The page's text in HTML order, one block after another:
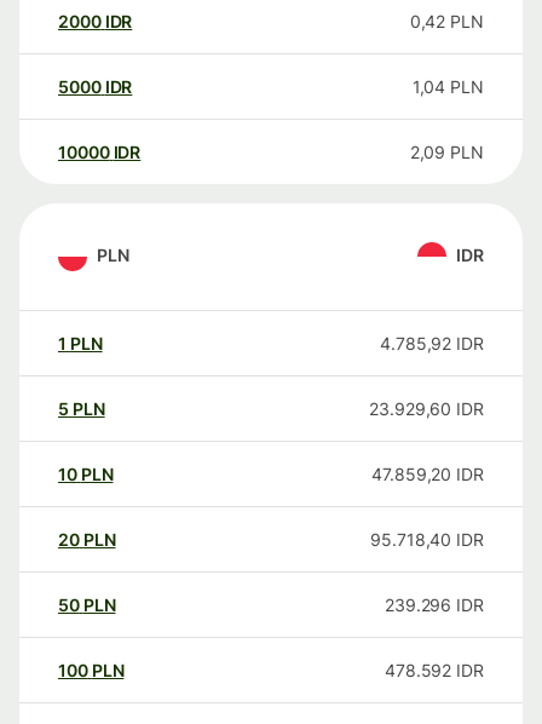
2000 IDR 0,42 PLN
5000 IDR 1,04 PLN
10000 IDR 2,09 PLN
PLN IDR
1 PLN 4.785,92 IDR
5 PLN 23.929,60 IDR
10 PLN 47.859,20 IDR
20 PLN 95.718,40 IDR
50 PLN 239.296 IDR
100 PLN 478.592 IDR